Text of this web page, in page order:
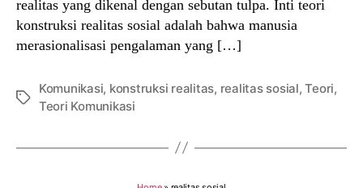
realitas yang dikenal dengan sebutan tulpa. Inti teori
konstruksi realitas sosial adalah bahwa manusia
merasionalisasi pengalaman yang […]
Tags
Komunikasi, konstruksi realitas, realitas sosial,Teori,
Teori Komunikasi